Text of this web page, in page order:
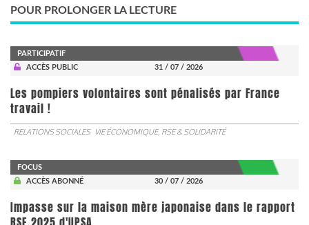
POUR PROLONGER LA LECTURE
PARTICIPATIF
ACCÈS PUBLIC
31 / 07 / 2026
Les pompiers volontaires sont pénalisés par France
travail !
RELATIONS SOCIALES VIE ÉCONOMIQUE, RSE & SOLIDARITÉ
FOCUS
ACCÈS ABONNÉ
30 / 07 / 2026
Impasse sur la maison mère japonaise dans le rapport